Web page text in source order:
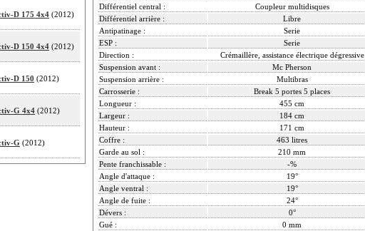
D 175 4x4 (2012)
D 150 4x4 (2012)
D 150 (2012)
G 4x4 (2012)
G (2012)
Différentiel central :
Coupleur multidisques
Différentiel arrière :
Libre
Antipatinage :
Serie
ESP :
Serie
Direction :
Crémaillère, assistance électrique dégressive
Suspension avant :
Mc Pherson
Suspension arrière :
Multibras
Carrosserie :
Break 5 portes 5 places
Longueur :
455 cm
Largeur :
184 cm
Hauteur :
171 cm
Coffre :
463 litres
Garde au sol :
210 mm
Pente franchissable :
-%
Angle d'attaque :
19°
Angle ventral :
19°
Angle de fuite :
24°
Dévers :
0°
Gué :
0 mm